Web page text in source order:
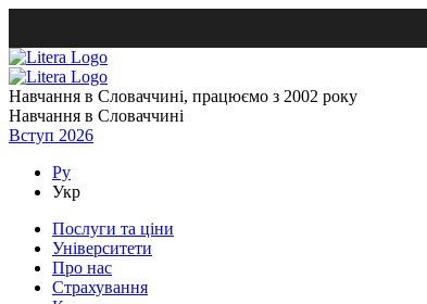
Навчання в Словаччині, працюємо з 2002 року
Навчання в Словаччині
Вступ 2026
Ру
Укр
Послуги та ціни
Університети
Про нас
Страхування